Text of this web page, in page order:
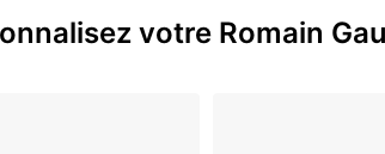
votre Romain